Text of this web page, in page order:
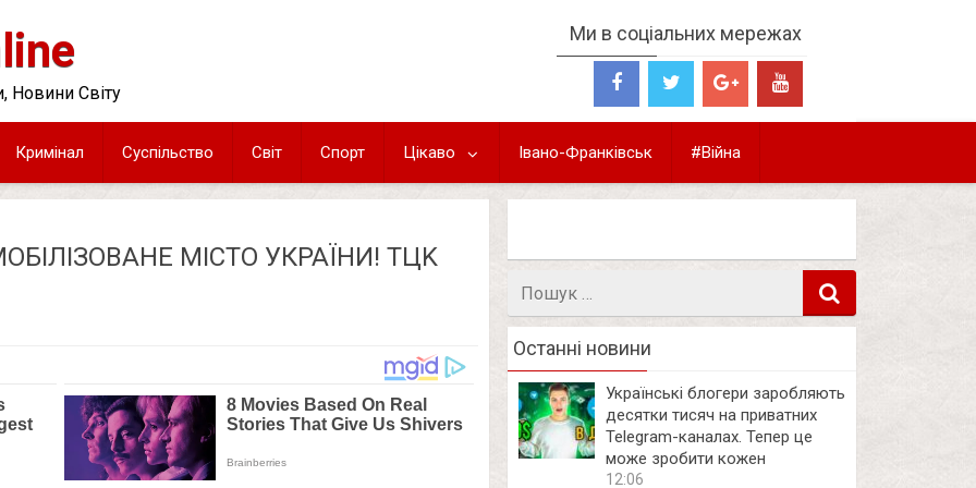
Новини Світу
Ми в соціальних мережах
Кримінал Суспільство Світ Спорт Цікаво Івано-Франківськ #Війна
МICТO УКPAЇНИ! ТЦK
Останні новини
Українські блогери заробляють
десятки тисяч на приватних
Telegram-каналах. Тепер це
може зробити кожен
12:06